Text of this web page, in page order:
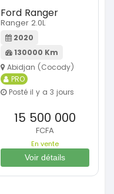
Ford Ranger
Ranger 2.0L
2020
130000 Km
Abidjan (Cocody)
PRO
Posté il y a 3 jours
15 500 000
FCFA
En vente
Voir détails